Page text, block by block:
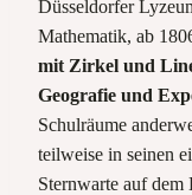
Düsseldorfer
Mathematik, ab
mit Zirkel und
Geografie und
Schulräume
teilweise in seinen
Sternwarte auf dem